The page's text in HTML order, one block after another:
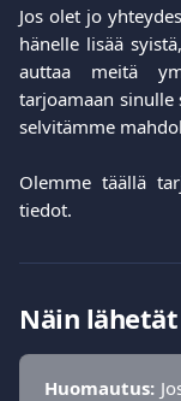
Jos olet jo
hänelle lisää
auttaa meitä
tarjoamaan sinulle
selvitämme
Olemme täällä
tiedot.
Näin
Huomautus: